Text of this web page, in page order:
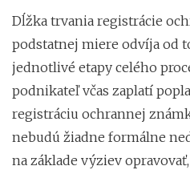
Dĺžka trvania registrácie
podstatnej miere odvíja od
jednotlivé etapy celého
podnikateľ včas zaplatí
registráciu ochrannej
nebudú žiadne formálne
na základe výziev